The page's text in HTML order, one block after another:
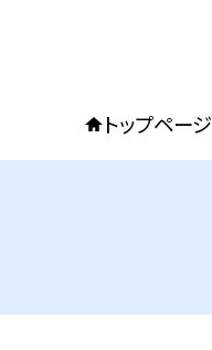
トップページ